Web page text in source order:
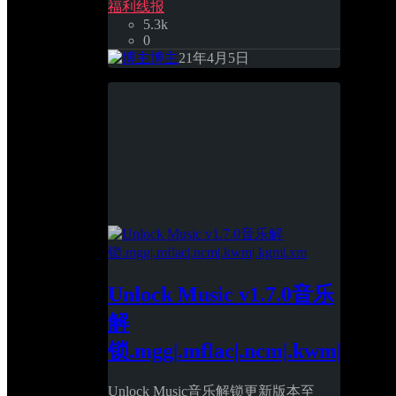
福利线报
5.3k
0
博主21年4月5日
Unlock Music v1.7.0音乐
解
锁
Unlock Music音乐解锁更新版本至